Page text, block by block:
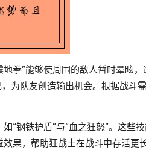
拳”能够使周围的敌人暂时晕眩
为队友创造输出机会。根据战斗
“钢铁护盾”与“血之狂怒”。这些
果，帮助狂战士在战斗中存活更